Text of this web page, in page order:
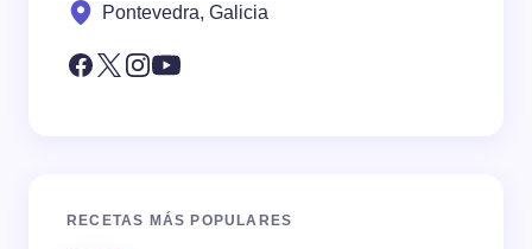
Pontevedra, Galicia
RECETAS MÁS POPULARES